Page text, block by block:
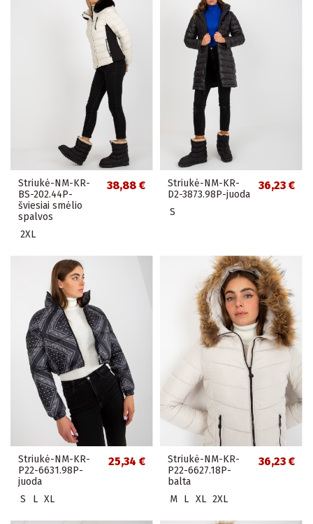
Striukė-NM-KR-
BS-202.44P-
šviesiai smėlio
spalvos
38,88 €
2XL
Striukė-NM-KR-
D2-3873.98P-juoda
36,23 €
S
Striukė-NM-KR-
P22-6631.98P-
juoda
25,34 €
S L XL
Striukė-NM-KR-
P22-6627.18P-
balta
36,23 €
M L XL 2XL